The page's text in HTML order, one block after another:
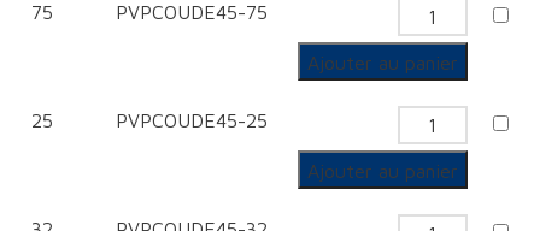
45°
75 PVPCOUDE45-75
quantité
de
Coude
45°
Ajouter au panier
25 PVPCOUDE45-25
quantité
de
Coude
Ajouter au panier